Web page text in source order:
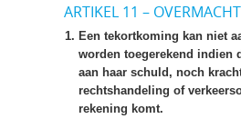
ARTIKEL 11 – OVERMACHT
Een tekortkoming kan niet
worden toegerekend indien
aan haar schuld, noch
rechtshandeling of
rekening komt.